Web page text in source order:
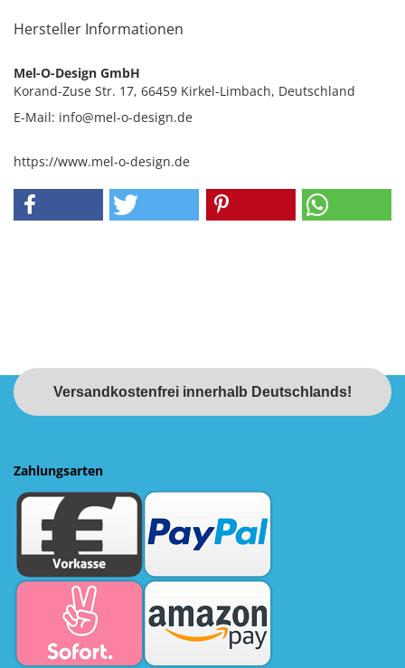
Hersteller Informationen
Mel-O-Design GmbH
Korand-Zuse Str. 17, 66459 Kirkel-Limbach, Deutschland
E-Mail: info@mel-o-design.de
https://www.mel-o-design.de
Versandkostenfrei innerhalb Deutschlands!
Zahlungsarten